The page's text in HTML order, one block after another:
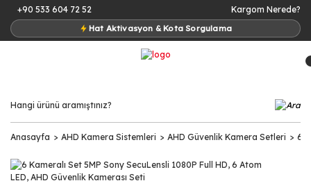
+90 533 604 72 52
Hat Aktivasyon & Kota Sorgulama
Kargom Nerede?
Anasayfa AHD Kamera Sistemleri AHD Güvenlik Kamera Setleri 6